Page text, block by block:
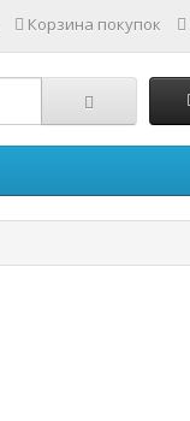
Корзина покупок